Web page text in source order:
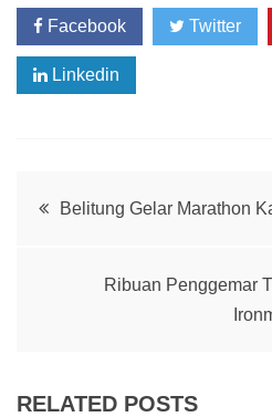
Facebook Twitter
Linkedin
PostBelitung Gelar Marathon
Ribuan Penggemar
RELATED POSTS